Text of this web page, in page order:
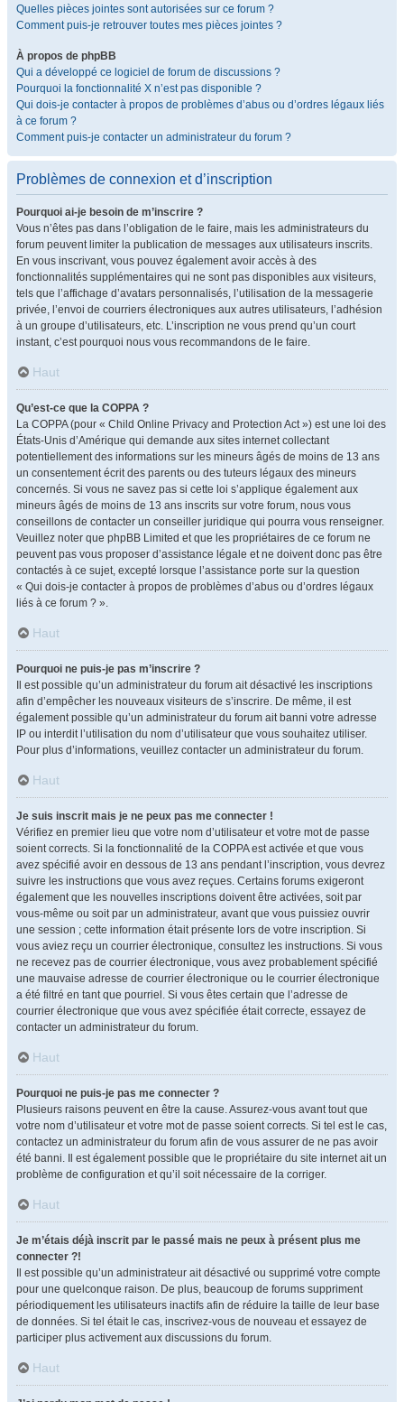
Quelles pièces jointes sont autorisées sur ce forum ?
Comment puis-je retrouver toutes mes pièces jointes ?
À propos de phpBB
Qui a développé ce logiciel de forum de discussions ?
Pourquoi la fonctionnalité X n’est pas disponible ?
Qui dois-je contacter à propos de problèmes d’abus ou d’ordres légaux liés
à ce forum ?
Comment puis-je contacter un administrateur du forum ?
Problèmes de connexion et d’inscription
Pourquoi ai-je besoin de m’inscrire ?
Vous n’êtes pas dans l’obligation de le faire, mais les administrateurs du
forum peuvent limiter la publication de messages aux utilisateurs inscrits.
En vous inscrivant, vous pouvez également avoir accès à des
fonctionnalités supplémentaires qui ne sont pas disponibles aux visiteurs,
tels que l’affichage d’avatars personnalisés, l’utilisation de la messagerie
privée, l’envoi de courriers électroniques aux autres utilisateurs, l’adhésion
à un groupe d’utilisateurs, etc. L’inscription ne vous prend qu’un court
instant, c’est pourquoi nous vous recommandons de le faire.
Haut
Qu’est-ce que la COPPA ?
La COPPA (pour « Child Online Privacy and Protection Act ») est une loi des
États-Unis d’Amérique qui demande aux sites internet collectant
potentiellement des informations sur les mineurs âgés de moins de 13 ans
un consentement écrit des parents ou des tuteurs légaux des mineurs
concernés. Si vous ne savez pas si cette loi s’applique également aux
mineurs âgés de moins de 13 ans inscrits sur votre forum, nous vous
conseillons de contacter un conseiller juridique qui pourra vous renseigner.
Veuillez noter que phpBB Limited et que les propriétaires de ce forum ne
peuvent pas vous proposer d’assistance légale et ne doivent donc pas être
contactés à ce sujet, excepté lorsque l’assistance porte sur la question
« Qui dois-je contacter à propos de problèmes d’abus ou d’ordres légaux
liés à ce forum ? ».
Haut
Pourquoi ne puis-je pas m’inscrire ?
Il est possible qu’un administrateur du forum ait désactivé les inscriptions
afin d’empêcher les nouveaux visiteurs de s’inscrire. De même, il est
également possible qu’un administrateur du forum ait banni votre adresse
IP ou interdit l’utilisation du nom d’utilisateur que vous souhaitez utiliser.
Pour plus d’informations, veuillez contacter un administrateur du forum.
Haut
Je suis inscrit mais je ne peux pas me connecter !
Vérifiez en premier lieu que votre nom d’utilisateur et votre mot de passe
soient corrects. Si la fonctionnalité de la COPPA est activée et que vous
avez spécifié avoir en dessous de 13 ans pendant l’inscription, vous devrez
suivre les instructions que vous avez reçues. Certains forums exigeront
également que les nouvelles inscriptions doivent être activées, soit par
vous-même ou soit par un administrateur, avant que vous puissiez ouvrir
une session ; cette information était présente lors de votre inscription. Si
vous aviez reçu un courrier électronique, consultez les instructions. Si vous
ne recevez pas de courrier électronique, vous avez probablement spécifié
une mauvaise adresse de courrier électronique ou le courrier électronique
a été filtré en tant que pourriel. Si vous êtes certain que l’adresse de
courrier électronique que vous avez spécifiée était correcte, essayez de
contacter un administrateur du forum.
Haut
Pourquoi ne puis-je pas me connecter ?
Plusieurs raisons peuvent en être la cause. Assurez-vous avant tout que
votre nom d’utilisateur et votre mot de passe soient corrects. Si tel est le cas,
contactez un administrateur du forum afin de vous assurer de ne pas avoir
été banni. Il est également possible que le propriétaire du site internet ait un
problème de configuration et qu’il soit nécessaire de la corriger.
Haut
Je m’étais déjà inscrit par le passé mais ne peux à présent plus me
connecter ?!
Il est possible qu’un administrateur ait désactivé ou supprimé votre compte
pour une quelconque raison. De plus, beaucoup de forums suppriment
périodiquement les utilisateurs inactifs afin de réduire la taille de leur base
de données. Si tel était le cas, inscrivez-vous de nouveau et essayez de
participer plus activement aux discussions du forum.
Haut